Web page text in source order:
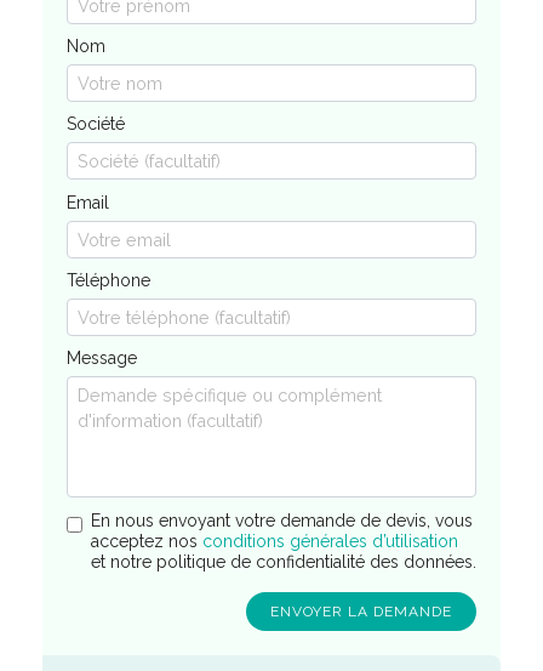
Nom
Société
Email
Téléphone
Message
En nous envoyant votre demande de devis, vous
acceptez nos conditions générales d’utilisation
et notre politique de confidentialité des données.